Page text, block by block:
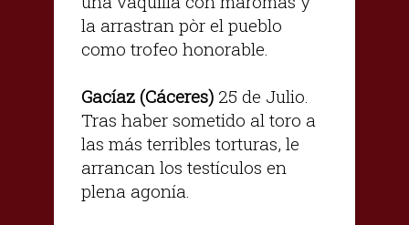
la arrastran pòr el pueblo
como trofeo honorable.
Gacíaz (Cáceres) 25 de Julio.
Tras haber sometido al toro a
las más terribles torturas, le
arrancan los testículos en
plena agonía.